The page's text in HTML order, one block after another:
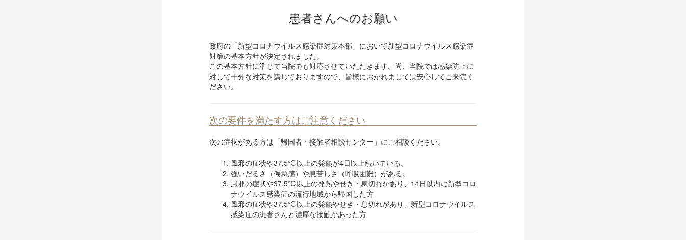
患者さんへのお願い
政府の「新型コロナウイルス感染症対策本部」において新型コロナウイルス感染症
対策の基本方針が決定されました。
この基本方針に準じて当院でも対応させていただきます。尚、当院では感染防止に
対して十分な対策を講じておりますので、皆様におかれましては安心してご来院く
ださい。
次の要件を満たす方はご注意ください
次の症状がある方は「帰国者・接触者相談センター」にご相談ください。
風邪の症状や37.5℃以上の発熱が4日以上続いている。
強いだるさ（倦怠感）や息苦しさ（呼吸困難）がある。
風邪の症状や37.5℃以上の発熱やせき・息切れがあり、14日以内に新型コロ
ナウイルス感染症の流行地域から帰国した方
風邪の症状や37.5℃以上の発熱やせき・息切れがあり、新型コロナウイルス
感染症の患者さんと濃厚な接触があった方